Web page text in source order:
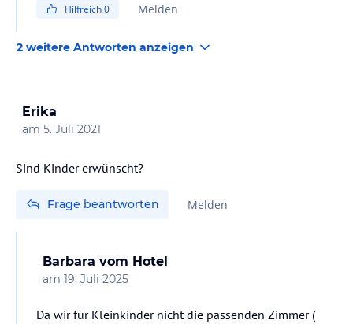
Hilfreich0 Melden
2 weitere Antworten anzeigen
Erika
am 5. Juli 2021
Sind Kinder erwünscht?
Frage beantworten Melden
Barbara vom Hotel
am 19. Juli 2025
Da wir für Kleinkinder nicht die passenden Zimmer (